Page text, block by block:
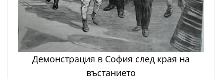
Демонстрация в София след края на
въстанието